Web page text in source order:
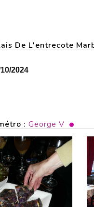
De L'entrecote
2024
: George V